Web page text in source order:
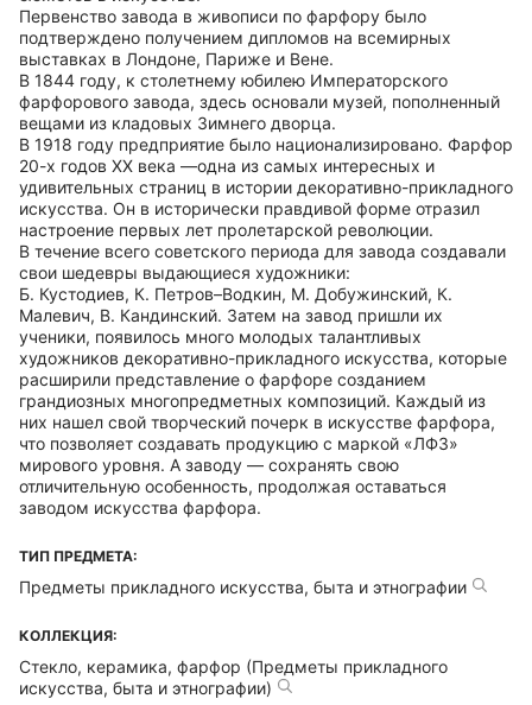
Первенство завода в живописи по фарфору было
подтверждено получением дипломов на всемирных
выставках в Лондоне, Париже и Вене.
В 1844 году, к столетнему юбилею Императорского
фарфорового завода, здесь основали музей, пополненный
вещами из кладовых Зимнего дворца.
В 1918 году предприятие было национализировано. Фарфор
20-х годов ХХ века —одна из самых интересных и
удивительных страниц в истории декоративно-прикладного
искусства. Он в исторически правдивой форме отразил
настроение первых лет пролетарской революции.
В течение всего советского периода для завода создавали
свои шедевры выдающиеся художники:
Б. Кустодиев, К. Петров–Водкин, М. Добужинский, К.
Малевич, В. Кандинский. Затем на завод пришли их
ученики, появилось много молодых талантливых
художников декоративно-прикладного искусства, которые
расширили представление о фарфоре созданием
грандиозных многопредметных композиций. Каждый из
них нашел свой творческий почерк в искусстве фарфора,
что позволяет создавать продукцию с маркой «ЛФЗ»
мирового уровня. А заводу — сохранять свою
отличительную особенность, продолжая оставаться
заводом искусства фарфора.
ТИП ПРЕДМЕТА:
Предметы прикладного искусства, быта и этнографии
КОЛЛЕКЦИЯ:
Стекло, керамика, фарфор (Предметы прикладного
искусства, быта и этнографии)